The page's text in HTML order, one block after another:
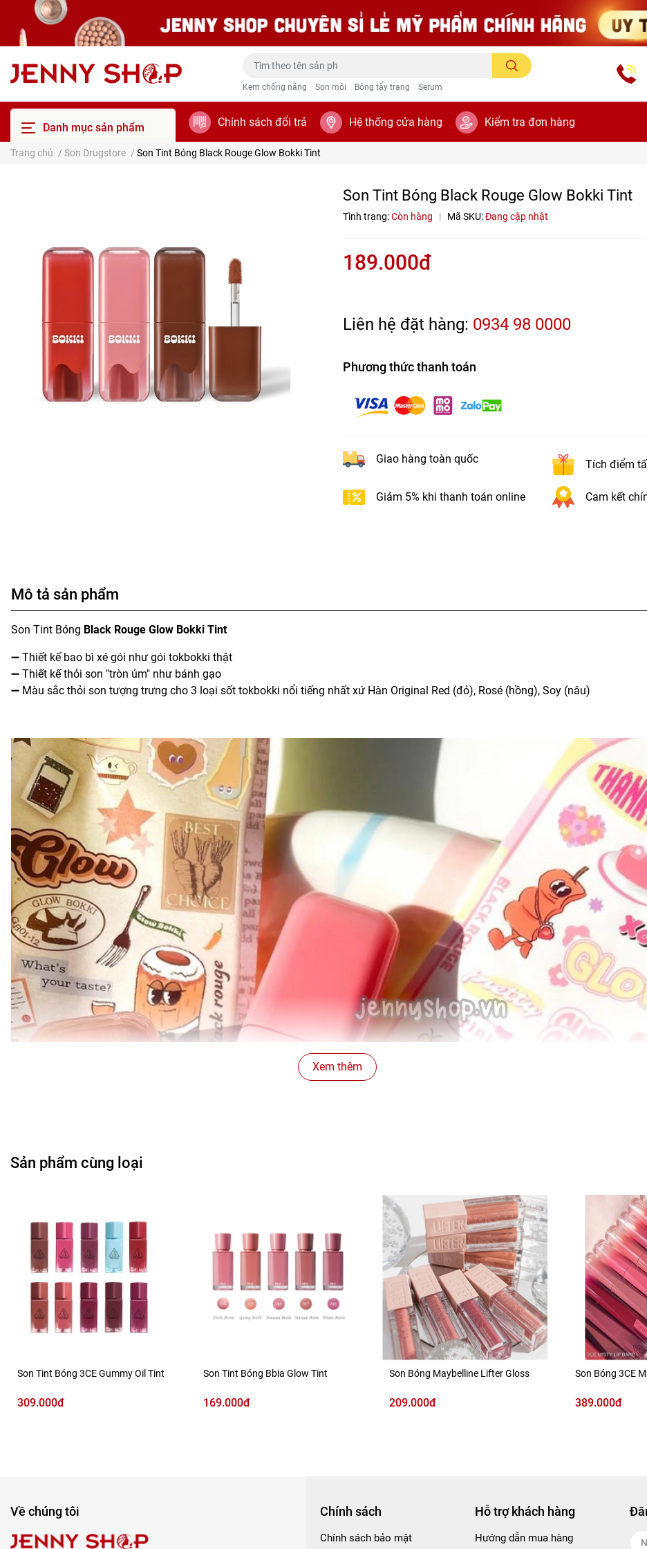
Kem chống nắng Son môi Bông tẩy trang Serum
Danh mục sản phẩm Chính sách đổi trả Hệ thống cửa hàng Kiểm tra đơn hàng
Trang chủ / Son Drugstore / Son Tint Bóng Black Rouge Glow Bokki Tint
Son Tint Bóng Black Rouge Glow Bokki Tint
Tình trạng:Còn hàng | Mã SKU:Đang cập nhật
189.000đ
Liên hệ đặt hàng: 0934 98 0000
Phương thức thanh toán
Giao hàng toàn quốc Tích điểm
Giảm 5% khi thanh toán online Cam kết
Mô tả sản phẩm
Son Tint Bóng Black Rouge Glow Bokki Tint
➖ Thiết kế bao bì xé gói như gói tokbokki thật
➖ Thiết kế thỏi son "tròn ủm" như bánh gạo
➖ Màu sắc thỏi son tượng trưng cho 3 loại sốt tokbokki nổi tiếng nhất xứ Hàn Original Red (đỏ), Rosé (hồng), Soy (nâu)
Xem thêm
Sản phẩm cùng loại
Son Tint Bóng 3CE Gummy Oil Tint
309.000đ
Son Tint Bóng Bbia Glow Tint
169.000đ
Son Bóng Maybelline Lifter Gloss
209.000đ
Son Bóng 3CE
389.000đ
Về chúng tôi Chính sách
Chính sách bảo mật
Hỗ trợ khách hàng
Hướng dẫn mua hàng